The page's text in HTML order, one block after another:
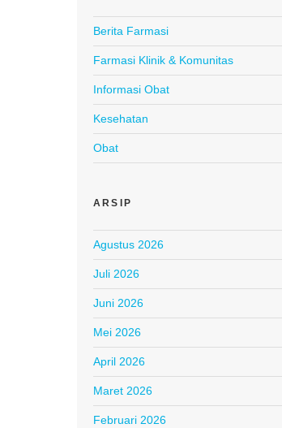
Berita Farmasi
Farmasi Klinik & Komunitas
Informasi Obat
Kesehatan
Obat
ARSIP
Agustus 2026
Juli 2026
Juni 2026
Mei 2026
April 2026
Maret 2026
Februari 2026